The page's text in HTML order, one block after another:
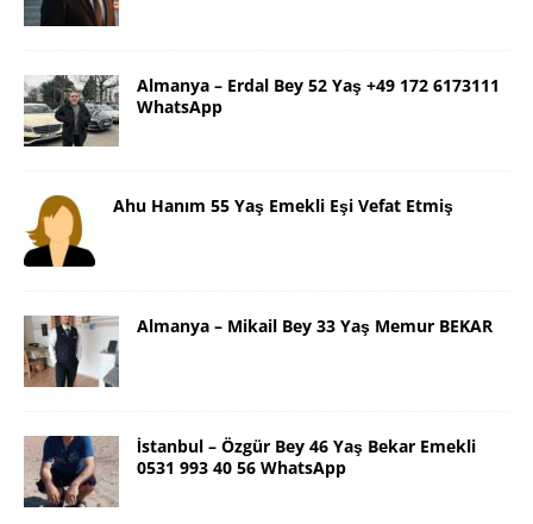
Almanya – Erdal Bey 52 Yaş +49 172 6173111
WhatsApp
Ahu Hanım 55 Yaş Emekli Eşi Vefat Etmiş
Almanya – Mikail Bey 33 Yaş Memur BEKAR
İstanbul – Özgür Bey 46 Yaş Bekar Emekli
0531 993 40 56 WhatsApp